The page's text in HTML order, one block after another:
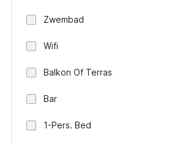
Zwembad
Wifi
Balkon Of Terras
Bar
1-Pers. Bed